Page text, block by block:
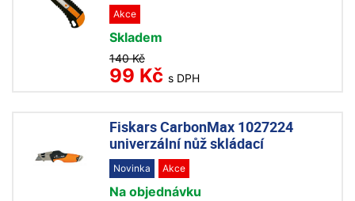
Akce
Skladem
140 Kč
99 Kč s DPH
Fiskars CarbonMax 1027224
univerzální nůž skládací
Novinka Akce
Na objednávku